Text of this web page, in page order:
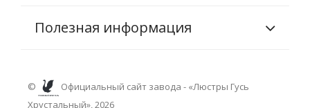
Полезная информация
©
Официальный сайт завода - «Люстры Гусь
Хрустальный», 2026